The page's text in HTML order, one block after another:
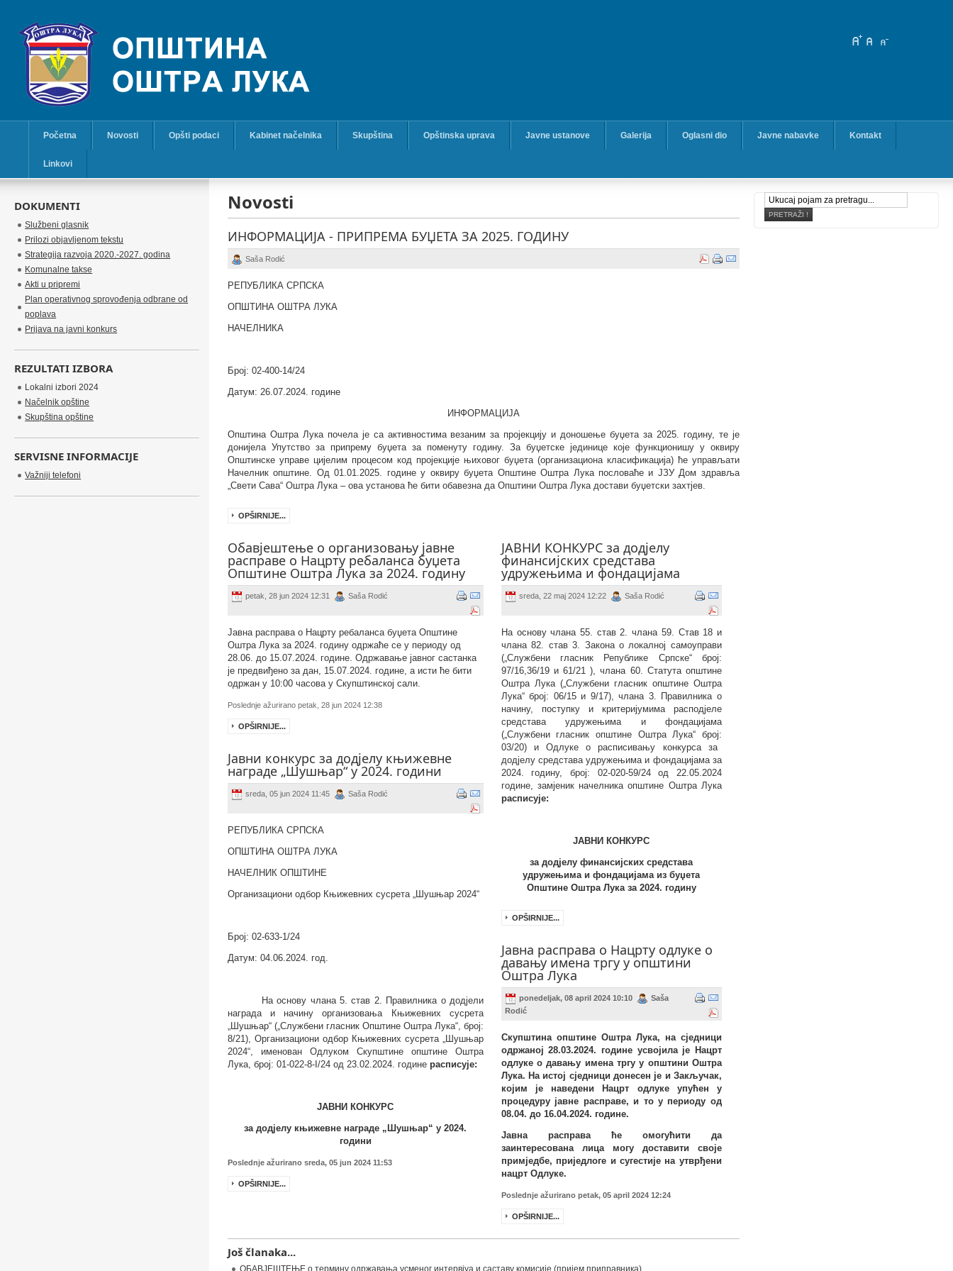
Početna Novosti Opšti podaci Kabinet načelnika Skupština Opštinska uprava Javne ustanove Galerija Oglasni dio Javne nabavke Kontakt
Linkovi
Novosti
ИНФОРМАЦИЈА - ПРИПРЕМА БУЏЕТА ЗА 2025. ГОДИНУ
Saša Rodić
РЕПУБЛИКА СРПСКА
ОПШТИНА ОШТРА ЛУКА
НАЧЕЛНИКА
Број: 02-400-14/24
Датум: 26.07.2024. године
ИНФОРМАЦИЈА
Општина Оштра Лука почела је са активностима везаним за пројекцију и доношење буџета за 2025. годину, те је
донијела Упутство за припрему буџета за поменуту годину. За буџетске јединице које функционишу у оквиру
Општинске управе цијелим процесом код пројекције њиховог буџета (организациона класификација) ће управљати
Начелник општине. Од 01.01.2025. године у оквиру буџета Општине Оштра Лука пословаће и ЈЗУ Дом здравља
„Свети Сава“ Оштра Лука – ова установа ће бити обавезна да Општини Оштра Лука достави буџетски захтјев.
OPŠIRNIJE...
Обавјештење о организовању јавне
расправе о Нацрту ребаланса буџета
Општине Оштра Лука за 2024. годину
petak, 28 jun 2024 12:31 Saša Rodić
Јавна расправа о Нацрту ребаланса буџета Општине
Оштра Лука за 2024. годину одржаће се у периоду од
28.06. до 15.07.2024. године. Одржавање јавног састанка
је предвиђено за дан, 15.07.2024. године, а исти ће бити
одржан у 10:00 часова у Скупштинској сали.
Poslednje ažurirano petak, 28 jun 2024 12:38
OPŠIRNIJE...
Јавни конкурс за додјелу књижевнe
наградe „Шушњар“ у 2024. години
sreda, 05 jun 2024 11:45 Saša Rodić
РЕПУБЛИКА СРПСКА
ОПШТИНА ОШТРА ЛУКА
НАЧЕЛНИК ОПШТИНЕ
Организациони одбор Књижевних сусрета „Шушњар 2024“
Број: 02-633-1/24
Датум: 04.06.2024. год.
На основу члана5. став 2. Правилника о додјели
награда и начину организовања Књижевних сусрета
„Шушњар“ („Службени гласник Општине Оштра Лука“, број:
8/21), Организациони одбор Књижевних сусрета „Шушњар
2024“, именован Одлуком Скупштине општине Оштра
Лука, број: 01-022-8-I /24 од 23.02.2024. године расписује:
ЈАВНИ КОНКУРС
за додјелу књижевнe наградe „Шушњар“ у 2024.
години
Poslednje ažurirano sreda, 05 jun 2024 11:53
OPŠIRNIJE...
ЈАВНИ КОНКУРС за додјелу
финансијских средстава
удружењима и фондацијама
sreda, 22 maj 2024 12:22 Saša Rodić
На основу члана55. став 2.члана 59. Став 18 и
члана82. став 3. Закона о локалној самоуправи
(„Службени гласник Републике Српске“ број:
97/16,36/19 и 61/21), члана 60. Статута општине
Оштра Лука („Службени гласник општине Оштра
Лука“ број: 06/15 и 9/17), члана 3. Правилника о
начину, поступку и критеријумима расподјеле
средстава удружењима и фондацијама
(„Службени гласник општине Оштра Лука“ број:
03/20)
и Одлуке о расписивању конкурса за
додјелу средстава удружењима и фондацијама за
2024. годину, број: 02-020-59/24од 22.05.2024
године,замјеник начелникаопштине Оштра Лука
расписује:
ЈАВНИ КОНКУРС
за додјелуфинансијских средстава
удружењима и фондацијама из буџета
Општине Оштра Лука за 2024. годину
OPŠIRNIJE...
Јавна расправа о Нацрту одлуке о
давању имена тргу у општини
Оштра Лука
ponedeljak, 08 april 2024 10:10
Saša
Rodić
Скупштина општине Оштра Лука, на сједници
одржаној 28.03.2024. године усвојила је Нацрт
одлуке о давању имена тргу у општини Оштра
Лука. На истој сједници донесен је и Закључак,
којим је наведени Нацрт одлуке упућен у
процедуру јавне расправе, и то у периоду од
08.04. до 16.04.2024. године.
Јавна расправа ће омогућити да
заинтересована лица могу доставити своје
примједбе, приједлоге и сугестије на утврђени
нацрт Одлуке.
Poslednje ažurirano petak, 05 april 2024 12:24
OPŠIRNIJE...
Još članaka...
OБАВЈЕШТЕЊЕ о термину одржавања усменог интервјуа и саставу комисије (пријем приправника)
DOKUMENTI
Službeni glasnik
Prilozi objavljenom tekstu
Strategija razvoja 2020.-2027. godina
Komunalne takse
Akti u pripremi
Plan operativnog sprovođenja odbrane od
poplava
Prijava na javni konkurs
REZULTATI IZBORA
Lokalni izbori 2024
Načelnik opštine
Skupština opštine
SERVISNE INFORMACIJE
Važniji telefoni